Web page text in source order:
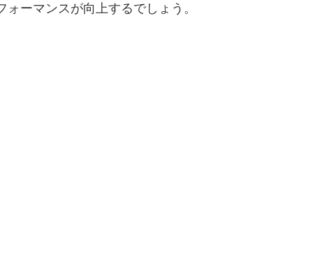
ーマンスが向上するでしょう。